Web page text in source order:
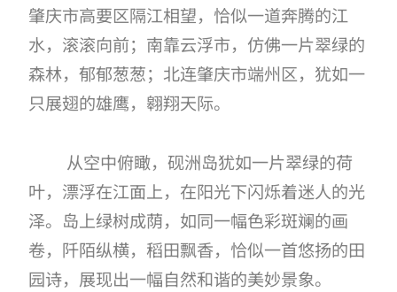
肇庆市高要区隔江相望，恰似一道奔腾的江
水，滚滚向前；南靠云浮市，仿佛一片翠绿的
森林，郁郁葱葱；北连肇庆市端州区，犹如一
只展翅的雄鹰，翱翔天际。
从空中俯瞰，砚洲岛犹如一片翠绿的荷
叶，漂浮在江面上，在阳光下闪烁着迷人的光
泽。岛上绿树成荫，如同一幅色彩斑斓的画
卷，阡陌纵横，稻田飘香，恰似一首悠扬的田
园诗，展现出一幅自然和谐的美妙景象。